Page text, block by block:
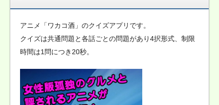
アニメ「ワカコ酒」のクイズアプリです。
クイズは共通問題と各話ごとの問題があり4択形式、制限
時間は1問につき20秒。